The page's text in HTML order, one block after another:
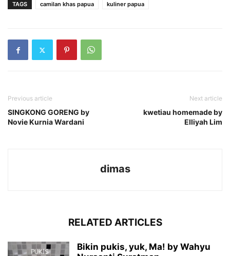
TAGS camilan khas papua kuliner papua
Previous article
SINGKONG GORENG by
Novie Kurnia Wardani
Next article
kwetiau homemade by
Elliyah Lim
dimas
RELATED ARTICLES
Bikin pukis, yuk, Ma! by Wahyu